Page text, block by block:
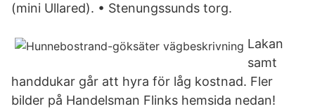
(mini Ullared). • Stenungssunds torg.
Lakan
samt
handdukar går att hyra för låg kostnad. Fler
bilder på Handelsman Flinks hemsida nedan!